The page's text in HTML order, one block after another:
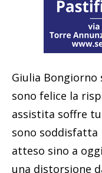
Giulia Bongiorno
sono felice la
assistita soffre
sono soddisfatta
atteso sino a
una distorsione